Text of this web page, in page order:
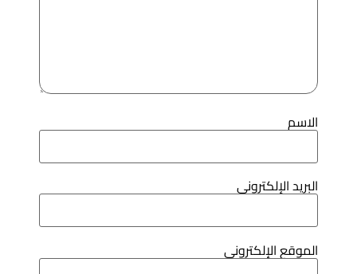
الإلكتروني
الإلكتروني